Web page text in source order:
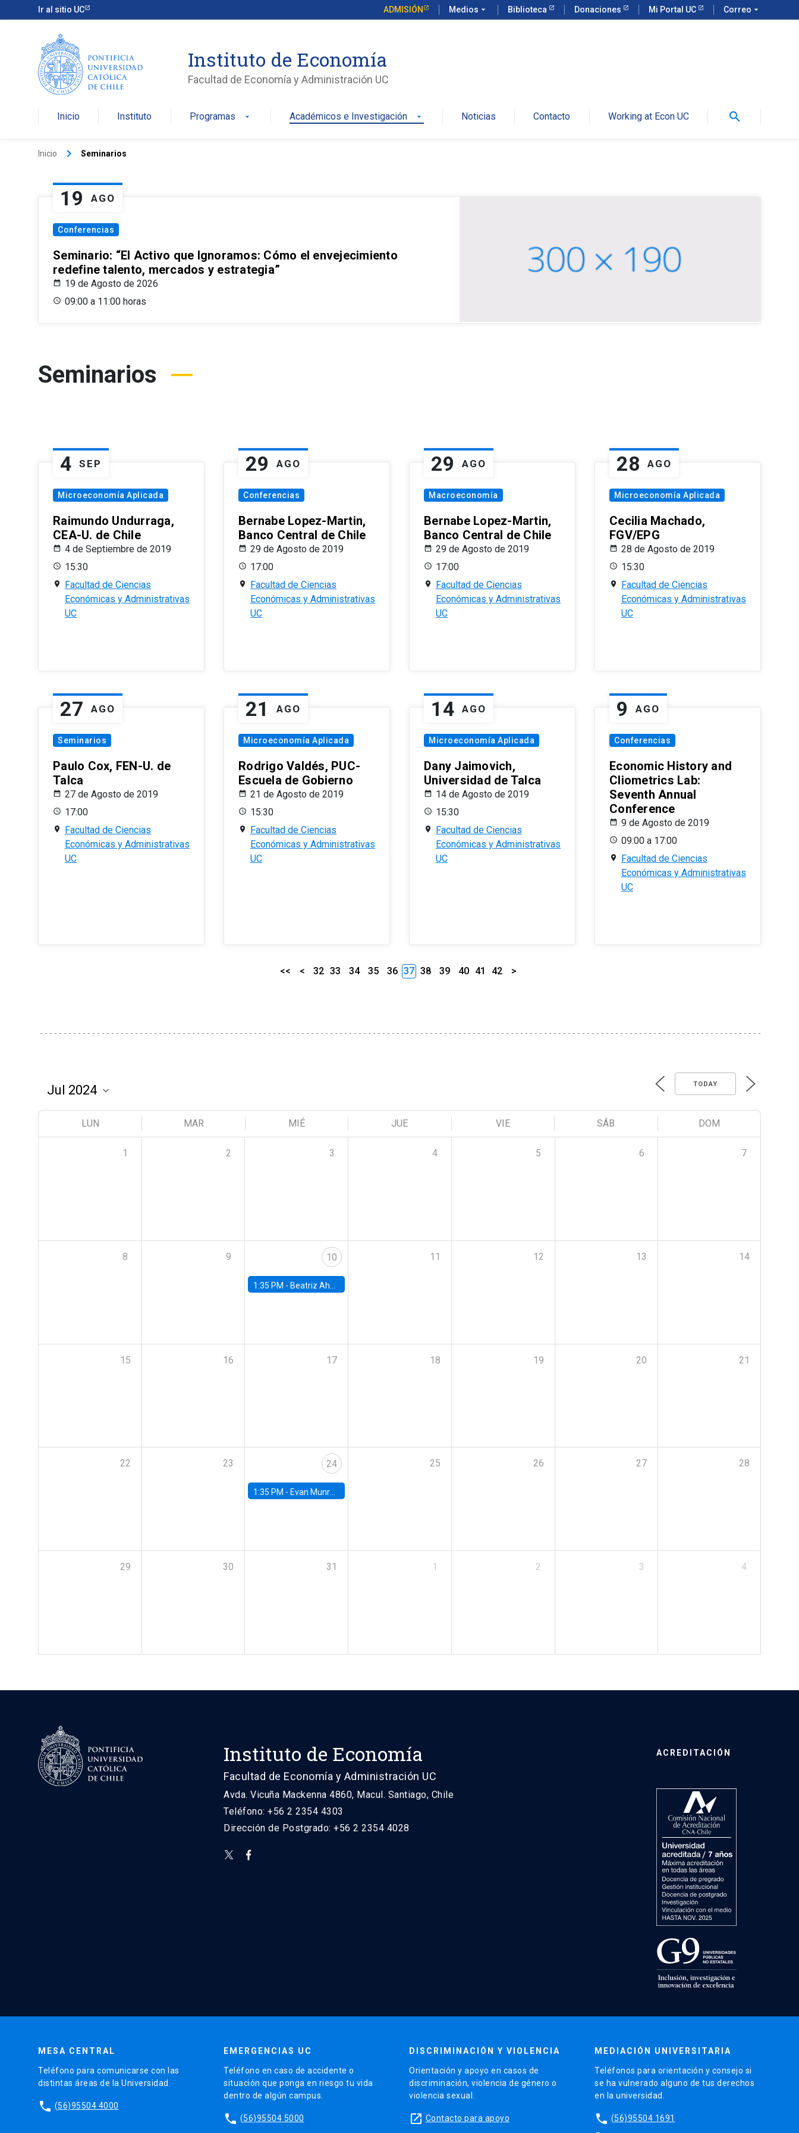
Ir al sitio UC ADMISIÓN Medios arrow_drop_down Biblioteca Donaciones Mi Portal UC Correo arrow_drop_down
Instituto de Economía
Facultad de Economía y Administración UC
Inicio Instituto Programas arrow_drop_down Académicos e Investigación arrow_drop_down Noticias Contacto Working at Econ UC search
Inicio keyboard_arrow_right Seminarios
19 AGO
Conferencias
Seminario: “El Activo que Ignoramos: Cómo el envejecimiento
redefine talento, mercados y estrategia”
19 de Agosto de 2026
09:00 a 11:00 horas
Seminarios
4 SEP
Microeconomía Aplicada
Raimundo Undurraga,
CEA-U. de Chile
4 de Septiembre de 2019
15:30
Facultad de Ciencias
Económicas y Administrativas
UC
29 AGO
Conferencias
Bernabe Lopez-Martin,
Banco Central de Chile
29 de Agosto de 2019
17:00
Facultad de Ciencias
Económicas y Administrativas
UC
29 AGO
Macroeconomía
Bernabe Lopez-Martin,
Banco Central de Chile
29 de Agosto de 2019
17:00
Facultad de Ciencias
Económicas y Administrativas
UC
28 AGO
Microeconomía Aplicada
Cecilia Machado,
FGV/EPG
28 de Agosto de 2019
15:30
Facultad de Ciencias
Económicas y Administrativas
UC
27 AGO
Seminarios
Paulo Cox, FEN-U. de
Talca
27 de Agosto de 2019
17:00
Facultad de Ciencias
Económicas y Administrativas
UC
21 AGO
Microeconomía Aplicada
Rodrigo Valdés, PUC-
Escuela de Gobierno
21 de Agosto de 2019
15:30
Facultad de Ciencias
Económicas y Administrativas
UC
14 AGO
Microeconomía Aplicada
Dany Jaimovich,
Universidad de Talca
14 de Agosto de 2019
15:30
Facultad de Ciencias
Económicas y Administrativas
UC
9 AGO
Conferencias
Economic History and
Cliometrics Lab:
Seventh Annual
Conference
9 de Agosto de 2019
09:00 a 17:00
Facultad de Ciencias
Económicas y Administrativas
UC
<< < 32 33 34 35 36 37 38 39 40 41 42 >
TODAY
LUN MAR MIÉ JUE VIE SÁB DOM
1 2 3 4 5 6 7
8 9 10
1:35 PM - Beatriz Ahumada, PhD candidate, Universidad de Pittsburgh
11 12 13 14
15 16 17 18 19 20 21
22 23 24
1:35 PM - Evan Munro, Neyman Visiting Assistant Professor in the Department of Statistics at UC Berkeley
25 26 27 28
29 30 31 1 2 3 4
Instituto de Economía
Facultad de Economía y Administración UC
Avda. Vicuña Mackenna 4860, Macul. Santiago, Chile
Teléfono: +56 2 2354 4303
Dirección de Postgrado: +56 2 2354 4028
ACREDITACIÓN
MESA CENTRAL
Teléfono para comunicarse con las
distintas áreas de la Universidad.
phone (56)95504 4000
EMERGENCIAS UC
Teléfono en caso de accidente o
situación que ponga en riesgo tu vida
dentro de algún campus.
phone (56)95504 5000
DISCRIMINACIÓN Y VIOLENCIA
Orientación y apoyo en casos de
discriminación, violencia de género o
violencia sexual.
launch Contacto para apoyo
MEDIACIÓN UNIVERSITARIA
Teléfonos para orientación y consejo si
se ha vulnerado alguno de tus derechos
en la universidad.
phone (56)95504 1691